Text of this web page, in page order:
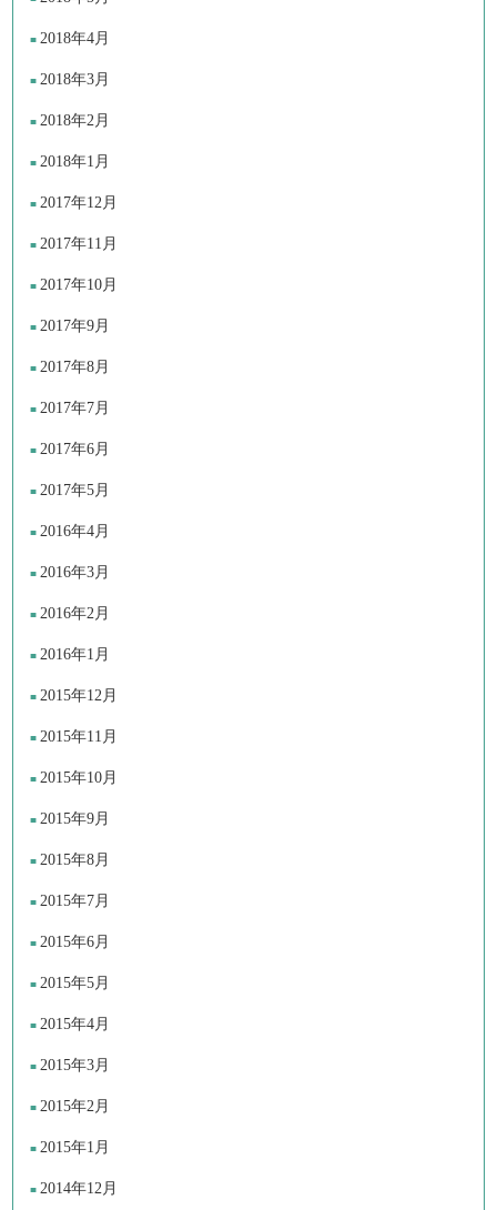
2018年4月
2018年3月
2018年2月
2018年1月
2017年12月
2017年11月
2017年10月
2017年9月
2017年8月
2017年7月
2017年6月
2017年5月
2016年4月
2016年3月
2016年2月
2016年1月
2015年12月
2015年11月
2015年10月
2015年9月
2015年8月
2015年7月
2015年6月
2015年5月
2015年4月
2015年3月
2015年2月
2015年1月
2014年12月